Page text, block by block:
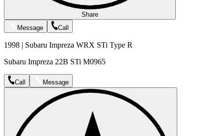
Share
Message
Call
1998 | Subaru Impreza WRX STi Type R
Subaru Impreza 22B STi M0965
Call Message